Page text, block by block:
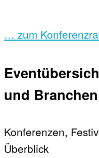
… zum
und Branchen
Konferenzen,
Überblick